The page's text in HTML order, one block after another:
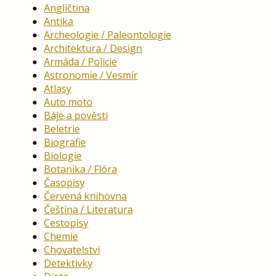
Angličtina
Antika
Archeologie / Paleontologie
Architektura / Design
Armáda / Policie
Astronomie / Vesmír
Atlasy
Auto moto
Báje a pověsti
Beletrie
Biografie
Biologie
Botanika / Flóra
Časopisy
Červená knihovna
Čeština / Literatura
Cestopisy
Chemie
Chovatelství
Detektivky